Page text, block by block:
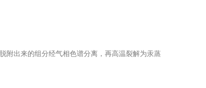
出来的组分经气相色谱分离，再高温裂解为汞蒸